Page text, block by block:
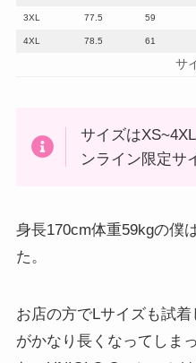
3XL 77.5 59
4XL 78.5 61
サ
サイズは
ンライン限定サ
身長170cm体重59kgの僕
た。
お店の方でLサイズも試
がかなり長くなってしま